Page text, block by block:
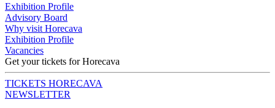
Exhibition Profile
Advisory Board
Why visit Horecava
Exhibition Profile
Vacancies
Get your tickets for Horecava
TICKETS HORECAVA
NEWSLETTER